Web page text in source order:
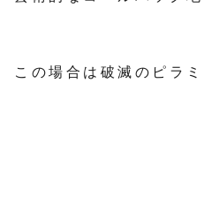
この場合は破滅のピラ